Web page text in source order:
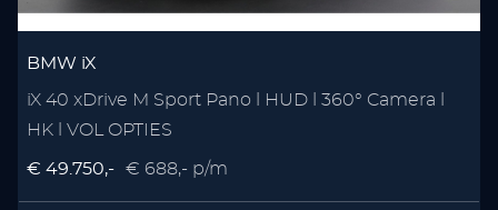
BMW iX
iX 40 xDrive M Sport Pano l HUD l 360° Camera l
HK l VOL OPTIES
€ 49.750,- € 688,- p/m